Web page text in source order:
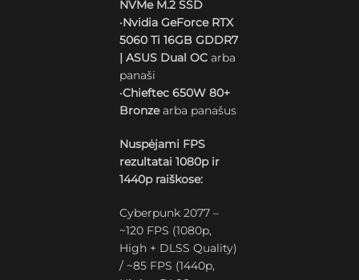
NVMe M.2 SSD
•Nvidia GeForce RTX
5060 Ti 16GB GDDR7
| ASUS Dual OCarba
panaši
•Chieftec 650W 80+
Bronzearba panašus
Nuspėjami FPS
rezultatai 1080p ir
1440p raiškose:
Cyberpunk 2077 –
~120 FPS (1080p,
High + DLSS Quality)
/ ~85 FPS (1440p,